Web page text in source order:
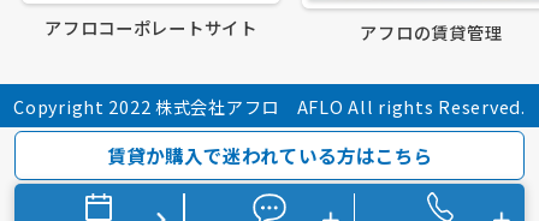
アフロコーポレートサイト アフロの賃貸管理
Copyright 2022 株式会社アフロ AFLO All rights Reserved.
賃貸か購入で迷われている方はこちら